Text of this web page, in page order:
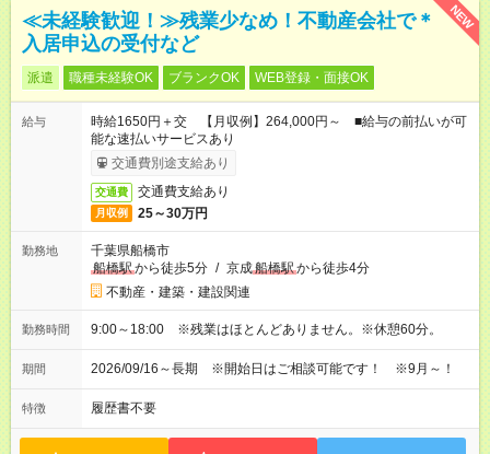
NEW
≪未経験歓迎！≫残業少なめ！不動産会社で＊
入居申込の受付など
派遣 職種未経験OK ブランクOK WEB登録・面接OK
給与
時給1650円＋交 【月収例】264,000円～ ■給与の前払いが可
能な速払いサービスあり
交通費別途支給あり
交通費 交通費支給あり
月収例 25～30万円
勤務地
千葉県船橋市
船橋駅から徒歩5分 / 京成船橋駅から徒歩4分
不動産・建築・建設関連
勤務時間 9:00～18:00 ※残業はほとんどありません。※休憩60分。
期間 2026/09/16～長期 ※開始日はご相談可能です！ ※9月～！
特徴 履歴書不要